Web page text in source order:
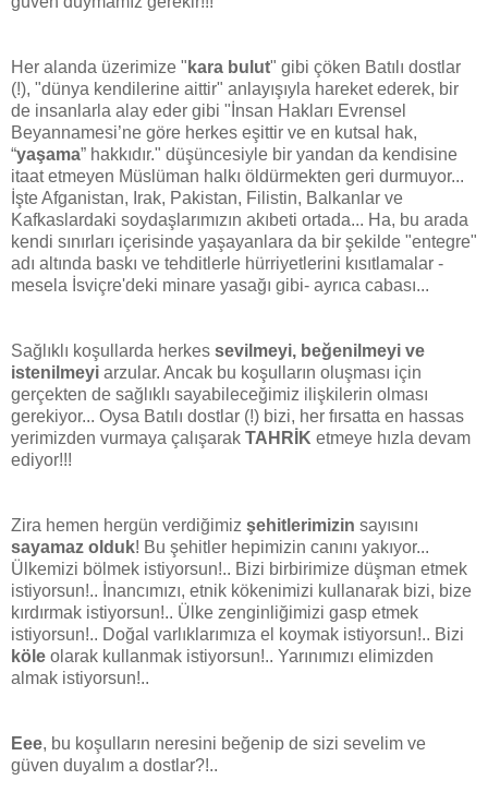
Her alanda üzerimize " kara bulut" gibi çöken Batılı dostlar
(!), "dünya kendilerine aittir" anlayışıyla hareket ederek, bir
de insanlarla alay eder gibi "İnsan Hakları Evrensel
Beyannamesi’ne göre herkes eşittir ve en kutsal hak,
“yaşama” hakkıdır." düşüncesiyle bir yandan da kendisine
itaat etmeyen Müslüman halkı öldürmekten geri durmuyor...
İşte Afganistan, Irak, Pakistan, Filistin, Balkanlar ve
Kafkaslardaki soydaşlarımızın akıbeti ortada... Ha, bu arada
kendi sınırları içerisinde yaşayanlara da bir şekilde "entegre"
adı altında baskı ve tehditlerle hürriyetlerini kısıtlamalar -
mesela İsviçre'deki minare yasağı gibi- ayrıca cabası...
Sağlıklı koşullarda herkes sevilmeyi, beğenilmeyi ve
istenilmeyi arzular. Ancak bu koşulların oluşması için
gerçekten de sağlıklı sayabileceğimiz ilişkilerin olması
gerekiyor... Oysa Batılı dostlar (!) bizi, her fırsatta en hassas
yerimizden vurmaya çalışarak TAHRİK etmeye hızla devam
ediyor!!!
Zira hemen hergün verdiğimiz şehitlerimizin sayısını
sayamaz olduk! Bu şehitler hepimizin canını yakıyor...
Ülkemizi bölmek istiyorsun!.. Bizi birbirimize düşman etmek
istiyorsun!.. İnancımızı, etnik kökenimizi kullanarak bizi, bize
kırdırmak istiyorsun!.. Ülke zenginliğimizi gasp etmek
istiyorsun!.. Doğal varlıklarımıza el koymak istiyorsun!.. Bizi
köle olarak kullanmak istiyorsun!.. Yarınımızı elimizden
almak istiyorsun!..
Eee, bu koşulların neresini beğenip de sizi sevelim ve
güven duyalım a dostlar?!..